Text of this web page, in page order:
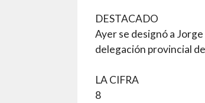
DESTACADO
Ayer se designó a
delegación provincial
LA CIFRA
8